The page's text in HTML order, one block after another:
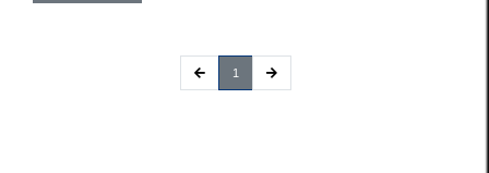
1 (current)